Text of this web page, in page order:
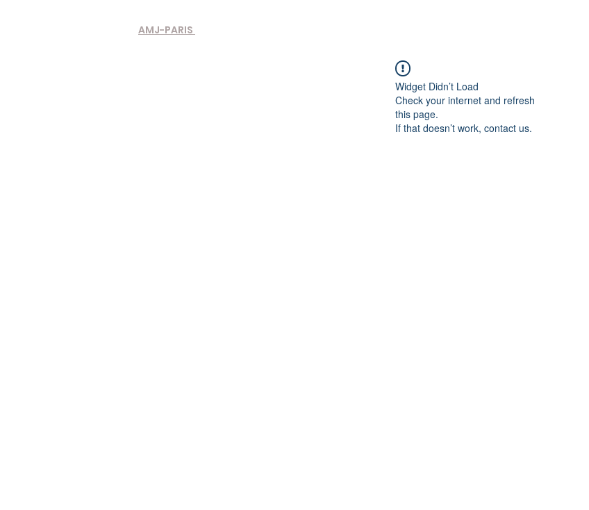
AMJ-PARIS
Widget Didn’t Load
Check your internet and refresh
this page.
If that doesn’t work, contact us.